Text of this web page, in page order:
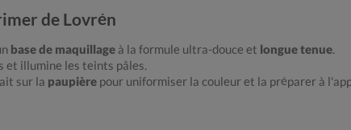
de Lovrén
base de maquillage à la formule ultra-douce et longue tenue.
illumine les teints pâles.
sur la paupière pour uniformiser la couleur et la préparer à